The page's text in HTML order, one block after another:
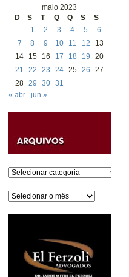
maio 2023
D
S T Q Q S
S
1
2 3 4 5
6
7
8 9 10 11 12
13
14
15 16 17 18 19
20
21
22 23 24 25 26
27
28 29 30 31
« abr
jun »
Categorias
Arquivos